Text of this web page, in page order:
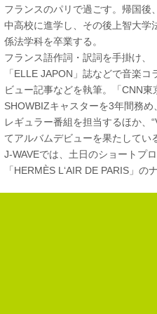
フランスのパリで過ごす。帰国後
中高校に進学し、その後上智大学
係法学科を卒業する。
フランス語作詞・訳詞を手掛け、
「ELLE JAPON」誌などで音楽コ
ビュー記事などを執筆。「CNN東
SHOWBIZキャスターを3年間務め
レギュラー番組を担当するほか、
てアルバムデビューを果たしてい
J-WAVEでは、土日のショートプ
「HERMÈS L‘AIR DE PARIS」